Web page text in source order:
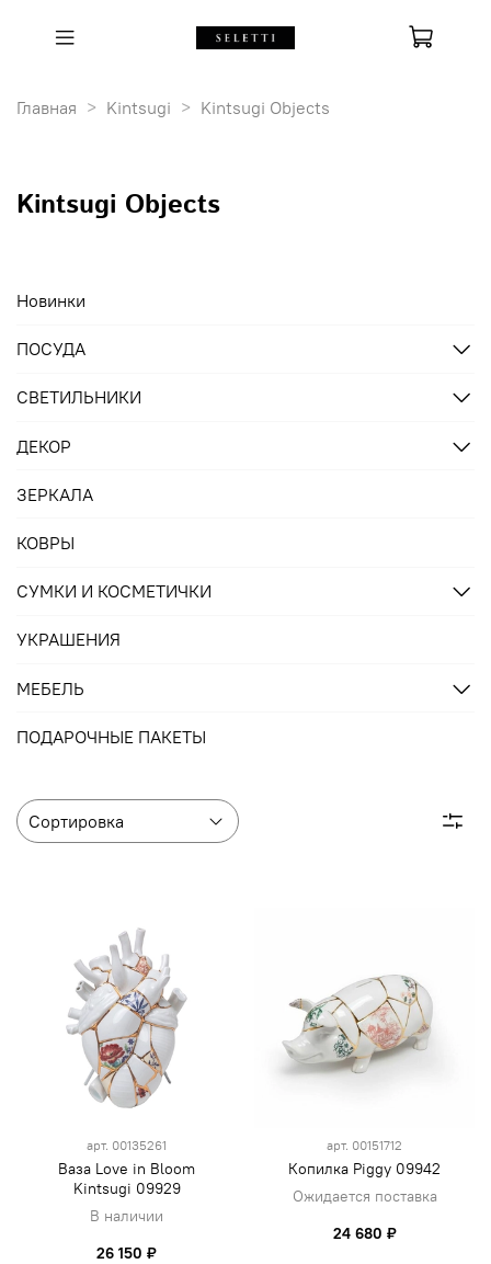
Главная Kintsugi Kintsugi Objects
Kintsugi Objects
арт. 00135261
Ваза Love in Bloom
Kintsugi 09929
В наличии
26 150 ₽
арт. 00151712
Копилка Piggy 09942
Ожидается поставка
24 680 ₽
Новинки
ПОСУДА
СВЕТИЛЬНИКИ
ДЕКОР
ЗЕРКАЛА
КОВРЫ
СУМКИ И КОСМЕТИЧКИ
УКРАШЕНИЯ
МЕБЕЛЬ
ПОДАРОЧНЫЕ ПАКЕТЫ